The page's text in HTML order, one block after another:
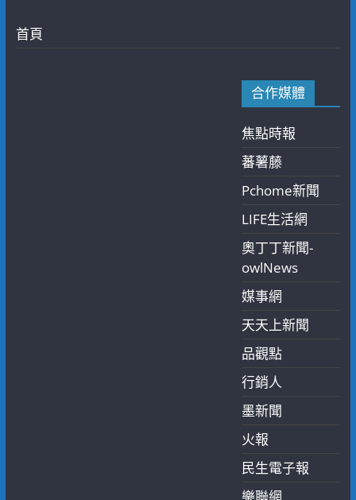
首頁
合作媒體
焦點時報
蕃薯藤
Pchome新聞
LIFE生活網
奧丁丁新聞-
owlNews
媒事網
天天上新聞
品觀點
行銷人
墨新聞
火報
民生電子報